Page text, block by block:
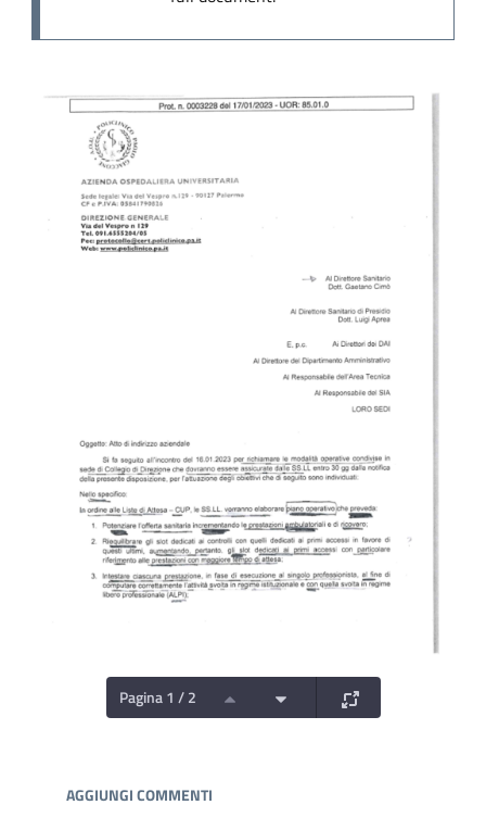
Pagina 1 / 2
Documenti e Media
AGGIUNGI COMMENTI